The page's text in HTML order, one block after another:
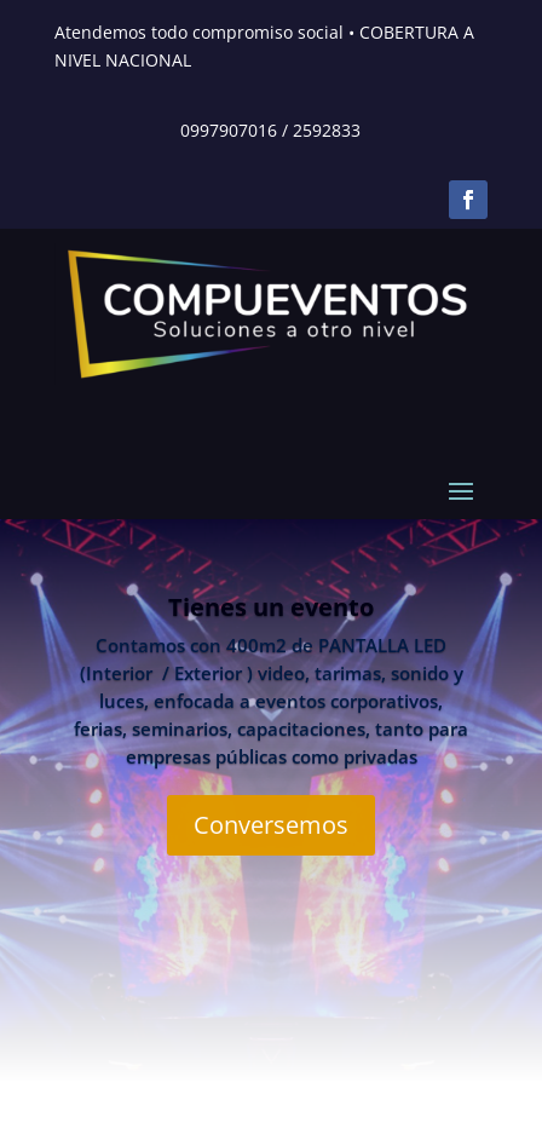
Atendemos todo compromiso social • COBERTURA A
NIVEL NACIONAL
0997907016 /2592833
Tienes un evento
Contamos con 400m2 de PANTALLA LED
(Interior / Exterior ) video, tarimas, sonido y
luces, enfocada a eventos corporativos,
ferias, seminarios, capacitaciones, tanto para
empresas públicas como privadas
Conversemos